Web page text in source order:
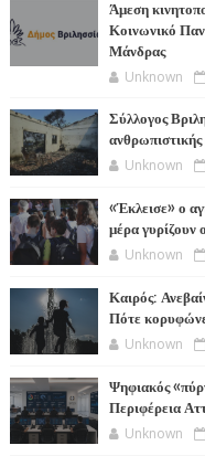
Άμεση
Κοινωνικό
Μάνδρας
Unknown
Σύλλογος
ανθρωπιστικής
Unknown
«Έκλεισε» ο
μέρα γυρίζουν
Unknown
Καιρός:
Πότε
Unknown
Ψηφιακός
Περιφέρεια
Unknown